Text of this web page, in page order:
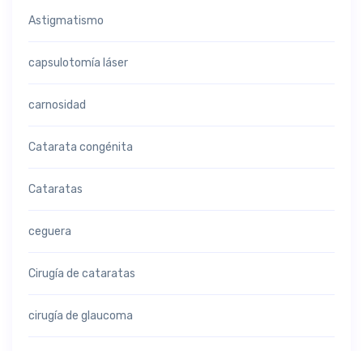
Astigmatismo
capsulotomía láser
carnosidad
Catarata congénita
Cataratas
ceguera
Cirugía de cataratas
cirugía de glaucoma